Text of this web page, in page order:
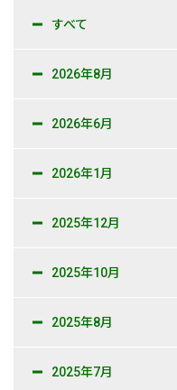
すべて
2026年8月
2026年6月
2026年1月
2025年12月
2025年10月
2025年8月
2025年7月